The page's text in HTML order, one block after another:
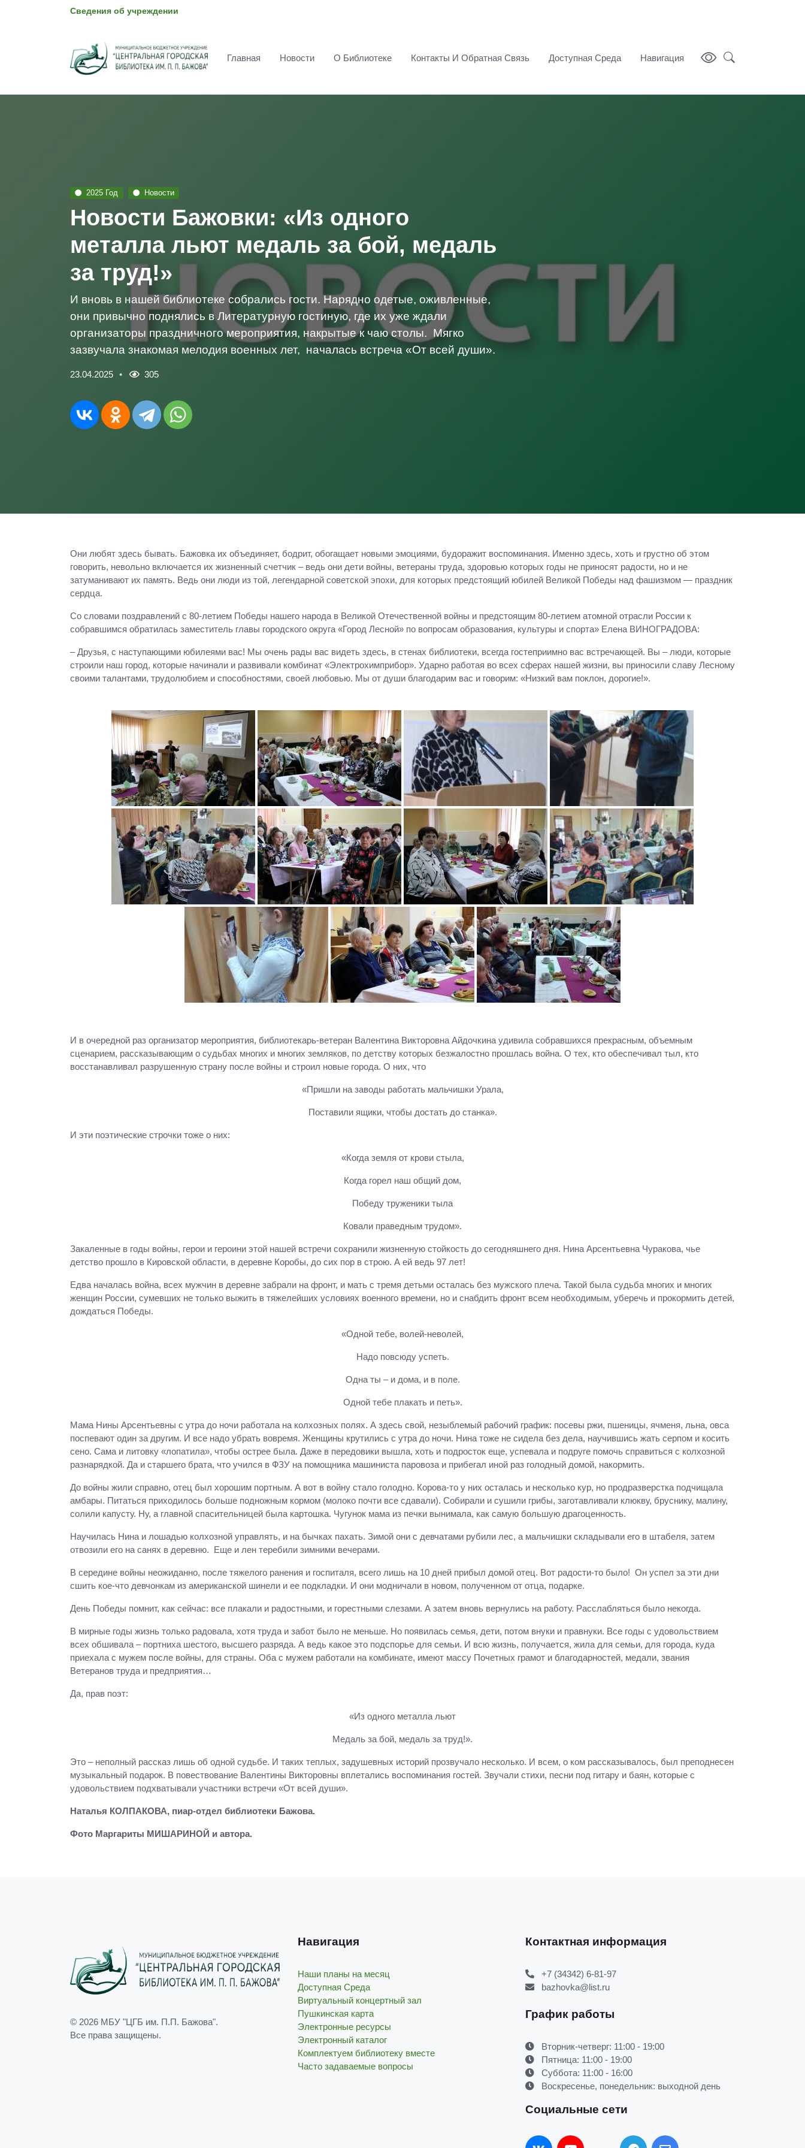
Сведения об учреждении
Главная Новости О Библиотеке Контакты И Обратная Связь Доступная Среда Навигация
2025 Год Новости
Новости Бажовки: «Из одного
металла льют медаль за бой, медаль
за труд!»
И вновь в нашей библиотеке собрались гости. Нарядно одетые, оживленные,
они привычно поднялись в Литературную гостиную, где их уже ждали
организаторы праздничного мероприятия, накрытые к чаю столы. Мягко
зазвучала знакомая мелодия военных лет, началась встреча «От всей души».
23.04.2025 305
Они любят здесь бывать. Бажовка их объединяет, бодрит, обогащает новыми эмоциями, будоражит воспоминания. Именно здесь, хоть и грустно об этом
говорить, невольно включается их жизненный счетчик – ведь они дети войны, ветераны труда, здоровью которых годы не приносят радости, но и не
затуманивают их память. Ведь они люди из той, легендарной советской эпохи, для которых предстоящий юбилей Великой Победы над фашизмом — праздник
сердца.
Со словами поздравлений с 80-летием Победы нашего народа в Великой Отечественной войны и предстоящим 80-летием атомной отрасли России к
собравшимся обратилась заместитель главы городского округа «Город Лесной» по вопросам образования, культуры и спорта» Елена ВИНОГРАДОВА:
– Друзья, с наступающими юбилеями вас! Мы очень рады вас видеть здесь, в стенах библиотеки, всегда гостеприимно вас встречающей. Вы – люди, которые
строили наш город, которые начинали и развивали комбинат «Электрохимприбор». Ударно работая во всех сферах нашей жизни, вы приносили славу Лесному
своими талантами, трудолюбием и способностями, своей любовью. Мы от души благодарим вас и говорим: «Низкий вам поклон, дорогие!».
И в очередной раз организатор мероприятия, библиотекарь-ветеран Валентина Викторовна Айдочкина удивила собравшихся прекрасным, объемным
сценарием, рассказывающим о судьбах многих и многих земляков, по детству которых безжалостно прошлась война. О тех, кто обеспечивал тыл, кто
восстанавливал разрушенную страну после войны и строил новые города. О них, что
«Пришли на заводы работать мальчишки Урала,
Поставили ящики, чтобы достать до станка».
И эти поэтические строчки тоже о них:
«Когда земля от крови стыла,
Когда горел наш общий дом,
Победу труженики тыла
Ковали праведным трудом».
Закаленные в годы войны, герои и героини этой нашей встречи сохранили жизненную стойкость до сегодняшнего дня. Нина Арсентьевна Чуракова, чье
детство прошло в Кировской области, в деревне Коробы, до сих пор в строю. А ей ведь 97 лет!
Едва началась война, всех мужчин в деревне забрали на фронт, и мать с тремя детьми осталась без мужского плеча. Такой была судьба многих и многих
женщин России, сумевших не только выжить в тяжелейших условиях военного времени, но и снабдить фронт всем необходимым, уберечь и прокормить детей,
дождаться Победы.
«Одной тебе, волей-неволей,
Надо повсюду успеть.
Одна ты – и дома, и в поле.
Одной тебе плакать и петь».
Мама Нины Арсентьевны с утра до ночи работала на колхозных полях. А здесь свой, незыблемый рабочий график: посевы ржи, пшеницы, ячменя, льна, овса
поспевают один за другим. И все надо убрать вовремя. Женщины крутились с утра до ночи. Нина тоже не сидела без дела, научившись жать серпом и косить
сено. Сама и литовку «лопатила», чтобы острее была. Даже в передовики вышла, хоть и подросток еще, успевала и подруге помочь справиться с колхозной
разнарядкой. Да и старшего брата, что учился в ФЗУ на помощника машиниста паровоза и прибегал иной раз голодный домой, накормить.
До войны жили справно, отец был хорошим портным. А вот в войну стало голодно. Корова-то у них осталась и несколько кур, но продразверстка подчищала
амбары. Питаться приходилось больше подножным кормом (молоко почти все сдавали). Собирали и сушили грибы, заготавливали клюкву, бруснику, малину,
солили капусту. Ну, а главной спасительницей была картошка. Чугунок мама из печки вынимала, как самую большую драгоценность.
Научилась Нина и лошадью колхозной управлять, и на бычках пахать. Зимой они с девчатами рубили лес, а мальчишки складывали его в штабеля, затем
отвозили его на санях в деревню. Еще и лен теребили зимними вечерами.
В середине войны неожиданно, после тяжелого ранения и госпиталя, всего лишь на 10 дней прибыл домой отец. Вот радости-то было! Он успел за эти дни
сшить кое-что девчонкам из американской шинели и ее подкладки. И они модничали в новом, полученном от отца, подарке.
День Победы помнит, как сейчас: все плакали и радостными, и горестными слезами. А затем вновь вернулись на работу. Расслабляться было некогда.
В мирные годы жизнь только радовала, хотя труда и забот было не меньше. Но появилась семья, дети, потом внуки и правнуки. Все годы с удовольствием
всех обшивала – портниха шестого, высшего разряда. А ведь какое это подспорье для семьи. И всю жизнь, получается, жила для семьи, для города, куда
приехала с мужем после войны, для страны. Оба с мужем работали на комбинате, имеют массу Почетных грамот и благодарностей, медали, звания
Ветеранов труда и предприятия…
Да, прав поэт:
«Из одного металла льют
Медаль за бой, медаль за труд!».
Это – неполный рассказ лишь об одной судьбе. И таких теплых, задушевных историй прозвучало несколько. И всем, о ком рассказывалось, был преподнесен
музыкальный подарок. В повествование Валентины Викторовны вплетались воспоминания гостей. Звучали стихи, песни под гитару и баян, которые с
удовольствием подхватывали участники встречи «От всей души».
Наталья КОЛПАКОВА, пиар-отдел библиотеки Бажова.
Фото Маргариты МИШАРИНОЙ и автора.
© 2026 МБУ "ЦГБ им. П.П. Бажова".
Все права защищены.
Навигация
Наши планы на месяц
Доступная Среда
Виртуальный концертный зал
Пушкинская карта
Электронные ресурсы
Электронный каталог
Комплектуем библиотеку вместе
Часто задаваемые вопросы
Контактная информация
+7 (34342) 6-81-97
bazhovka@list.ru
График работы
Вторник-четверг: 11:00 - 19:00
Пятница: 11:00 - 19:00
Суббота: 11:00 - 16:00
Воскресенье, понедельник: выходной день
Социальные сети